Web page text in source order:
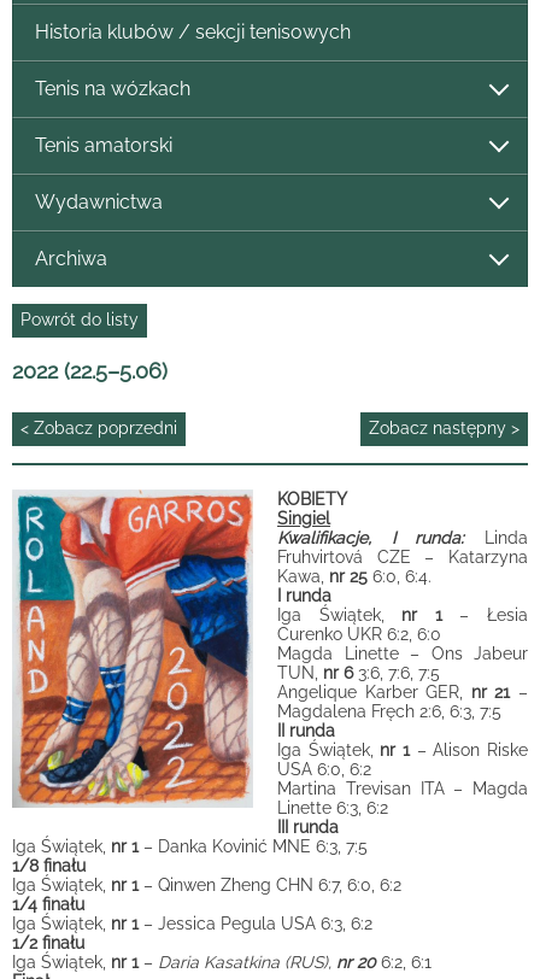
Historia klubów / sekcji tenisowych
Tenis na wózkach
Tenis amatorski
Wydawnictwa
Archiwa
Powrót do listy
2022 (22.5–5.06)
< Zobacz poprzedni Zobacz następny >
KOBIETY
Singiel
Kwalifikacje, I runda:
Linda
Fruhvirtová CZE – Katarzyna
Kawa, nr 25 6:0, 6:4.
I runda
Iga Świątek, nr 1– Łesia
Curenko UKR 6:2, 6:0
Magda Linette – Ons Jabeur
TUN, nr 63:6, 7:6, 7:5
Angelique Karber GER, nr 21 –
Magdalena Fręch 2:6, 6:3, 7:5
II runda
Iga Świątek, nr 1 – Alison Riske
USA 6:0, 6:2
Martina Trevisan ITA – Magda
Linette 6:3, 6:2
III runda
Iga Świątek, nr 1 – Danka Kovinić MNE 6:3, 7:5
1/8 finału
Iga Świątek, nr 1 – Qinwen Zheng CHN 6:7, 6:0, 6:2
1/4 finału
Iga Świątek, nr 1 – Jessica Pegula USA 6:3, 6:2
1/2 finału
Iga Świątek, nr 1 – Daria Kasatkina (RUS), nr 20 6:2, 6:1